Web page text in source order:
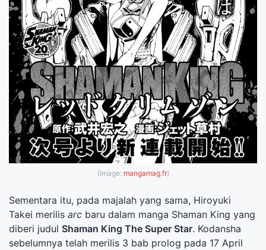
(Image: mangamag.fr)
Sementara itu, pada majalah yang sama, Hiroyuki
Takei merilis arc baru dalam manga Shaman King yang
diberi judul Shaman King The Super Star. Kodansha
sebelumnya telah merilis 3 bab prolog pada 17 April